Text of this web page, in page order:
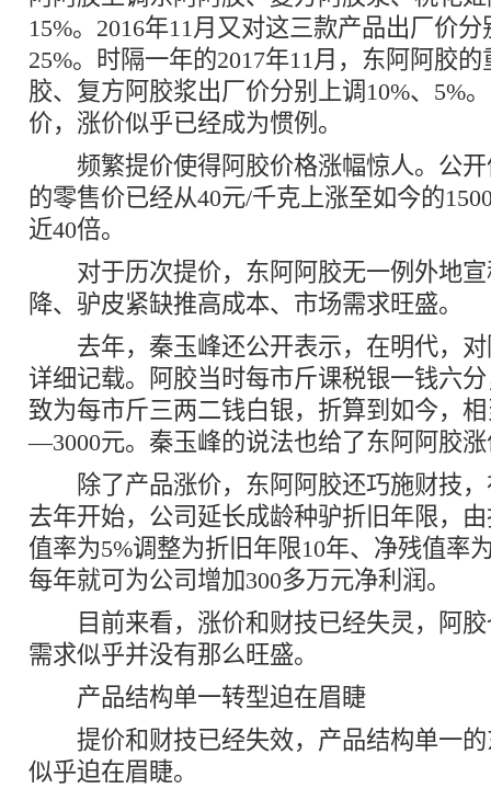
15%。2016年11月又对这三款产品出厂价分
25%。时隔一年的2017年11月，东阿阿胶
胶、复方阿胶浆出厂价分别上调10%、5%
价，涨价似乎已经成为惯例。
频繁提价使得阿胶价格涨幅惊人。公开
的零售价已经从40元/千克上涨至如今的
近40倍。
对于历次提价，东阿阿胶无一例外地宣
降、驴皮紧缺推高成本、市场需求旺盛。
去年，秦玉峰还公开表示，在明代，对
详细记载。阿胶当时每市斤课税银一钱六
致为每市斤三两二钱白银，折算到如今，
—3000元。秦玉峰的说法也给了东阿阿胶
除了产品涨价，东阿阿胶还巧施财技，
去年开始，公司延长成龄种驴折旧年限，
值率为5%调整为折旧年限10年、净残值率
每年就可为公司增加300多万元净利润。
目前来看，涨价和财技已经失灵，阿胶
需求似乎并没有那么旺盛。
产品结构单一转型迫在眉睫
提价和财技已经失效，产品结构单一的
似乎迫在眉睫。